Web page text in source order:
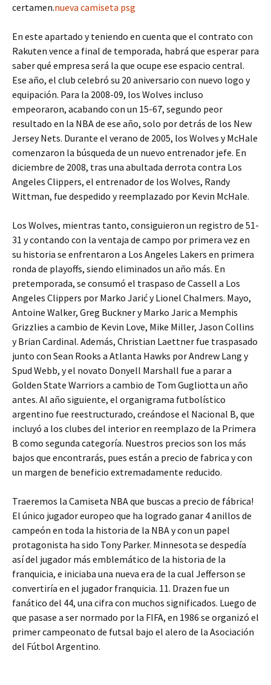
certamen.nueva camiseta psg
En este apartado y teniendo en cuenta que el contrato con
Rakuten vence a final de temporada, habrá que esperar para
saber qué empresa será la que ocupe ese espacio central.
Ese año, el club celebró su 20 aniversario con nuevo logo y
equipación. Para la 2008-09, los Wolves incluso
empeoraron, acabando con un 15-67, segundo peor
resultado en la NBA de ese año, solo por detrás de los New
Jersey Nets. Durante el verano de 2005, los Wolves y McHale
comenzaron la búsqueda de un nuevo entrenador jefe. En
diciembre de 2008, tras una abultada derrota contra Los
Angeles Clippers, el entrenador de los Wolves, Randy
Wittman, fue despedido y reemplazado por Kevin McHale.
Los Wolves, mientras tanto, consiguieron un registro de 51-
31 y contando con la ventaja de campo por primera vez en
su historia se enfrentaron a Los Angeles Lakers en primera
ronda de playoffs, siendo eliminados un año más. En
pretemporada, se consumó el traspaso de Cassell a Los
Angeles Clippers por Marko Jarić y Lionel Chalmers. Mayo,
Antoine Walker, Greg Buckner y Marko Jaric a Memphis
Grizzlies a cambio de Kevin Love, Mike Miller, Jason Collins
y Brian Cardinal. Además, Christian Laettner fue traspasado
junto con Sean Rooks a Atlanta Hawks por Andrew Lang y
Spud Webb, y el novato Donyell Marshall fue a parar a
Golden State Warriors a cambio de Tom Gugliotta un año
antes. Al año siguiente, el organigrama futbolístico
argentino fue reestructurado, creándose el Nacional B, que
incluyó a los clubes del interior en reemplazo de la Primera
B como segunda categoría. Nuestros precios son los más
bajos que encontrarás, pues están a precio de fabrica y con
un margen de beneficio extremadamente reducido.
Traeremos la Camiseta NBA que buscas a precio de fábrica!
El único jugador europeo que ha logrado ganar 4 anillos de
campeón en toda la historia de la NBA y con un papel
protagonista ha sido Tony Parker. Minnesota se despedía
así del jugador más emblemático de la historia de la
franquicia, e iniciaba una nueva era de la cual Jefferson se
convertiría en el jugador franquicia. 11. Drazen fue un
fanático del 44, una cifra con muchos significados. Luego de
que pasase a ser normado por la FIFA, en 1986 se organizó el
primer campeonato de futsal bajo el alero de la Asociación
del Fútbol Argentino.